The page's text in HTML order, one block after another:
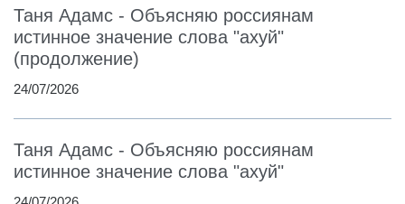
Таня Адамс - Объясняю россиянам
истинное значение слова "ахуй"
(продолжение)
24/07/2026
Таня Адамс - Объясняю россиянам
истинное значение слова "ахуй"